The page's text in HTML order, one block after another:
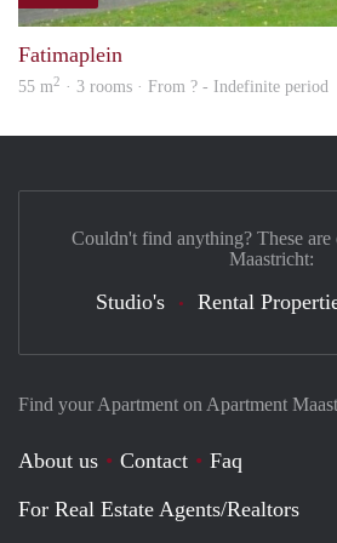
Fatimaplein
55 m2 · 3 rooms · From ? - Indefinite period
Find your Apartment on Apartment
About us Contact
Faq
For Real Estate Agents/Realtors
Couldn't find anything? These
Maastricht:
Studio's Rental